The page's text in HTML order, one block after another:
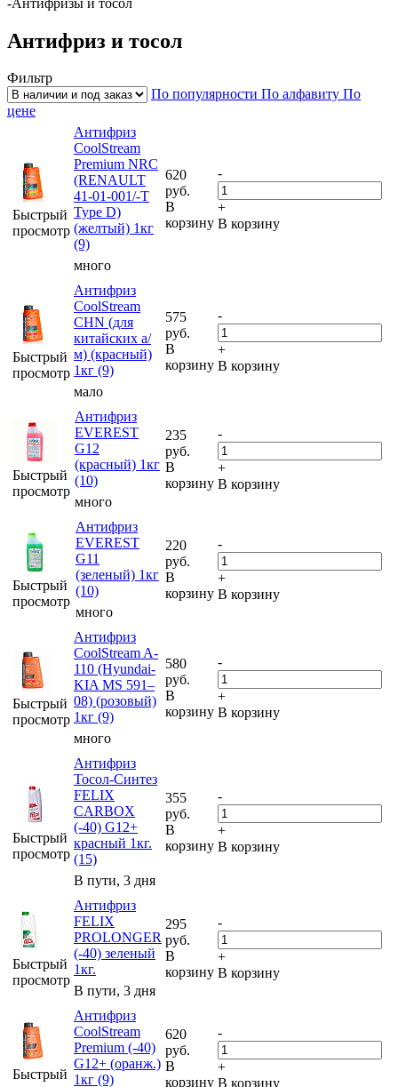
Антифриз и тосол
Фильтр
По популярности По алфавиту По
цене
Быстрый
просмотр
Антифриз
CoolStream
Premium NRC
(RENAULT
41-01-001/-T
Type D)
(желтый) 1кг
(9)
много
620
руб.
В
корзину
-
+
В корзину
Быстрый
просмотр
Антифриз
CoolStream
CHN (для
китайских а/
м) (красный)
1кг (9)
мало
575
руб.
В
корзину
-
+
В корзину
Быстрый
просмотр
Антифриз
EVEREST
G12
(красный) 1кг
(10)
много
235
руб.
В
корзину
-
+
В корзину
Быстрый
просмотр
Антифриз
EVEREST
G11
(зеленый) 1кг
(10)
много
220
руб.
В
корзину
-
+
В корзину
Быстрый
просмотр
Антифриз
CoolStream A-
110 (Hyundai-
KIA MS 591–
08) (розовый)
1кг (9)
много
580
руб.
В
корзину
-
+
В корзину
Быстрый
просмотр
Антифриз
Тосол-Синтез
FELIX
CARBOX
(-40) G12+
красный 1кг.
(15)
В пути, 3 дня
355
руб.
В
корзину
-
+
В корзину
Быстрый
просмотр
Антифриз
FELIX
PROLONGER
(-40) зеленый
1кг.
В пути, 3 дня
295
руб.
В
корзину
-
+
В корзину
Быстрый
Антифриз
CoolStream
Premium (-40)
G12+ (оранж.)
1кг (9)
620
руб.
В
корзину
-
+
В корзину